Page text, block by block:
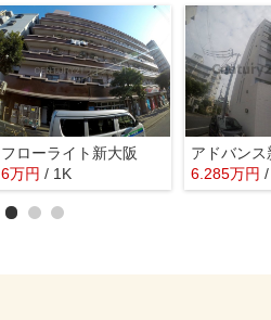
フローライト新大阪
6万円 / 1K
アドバンス
6.285万円